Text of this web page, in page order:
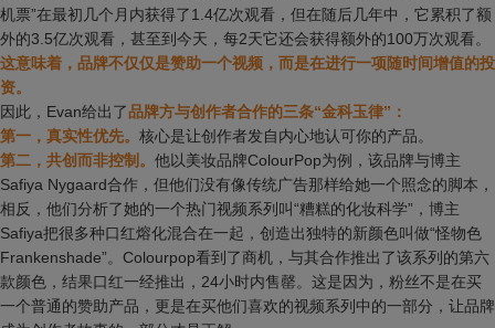
机票”在最初几个月内获得了1.4亿次观看，但在随后几年中，它累积了额
外的3.5亿次观看，甚至到今天，每2天它还会获得额外的100万次观看。
这意味着，品牌不仅仅是赞助一个视频，而是在进行一项随时间增值的投
资。
因此，Evan给出了品牌方与创作者合作的三条“金科玉律”：
第一，真实性优先。 核心是让创作者发自内心地认可你的产品。
第二，共创而非控制。 他以美妆品牌ColourPop为例，该品牌与博主
Safiya Nygaard合作，但他们没有像传统广告那样给她一个照念的脚本，
相反，他们分析了她的一个热门视频系列叫“糟糕的化妆科学”，博主
Safiya把很多种口红熔化混合在一起，创造出独特的新颜色叫做“怪物色
Frankenshade”。Colourpop看到了商机，与其合作推出了该系列的第六
款颜色，结果口红一经推出，24小时内售罄。这是因为，粉丝不是在买
一个普通的赞助产品，更是在买他们喜欢的视频系列中的一部分，让品牌